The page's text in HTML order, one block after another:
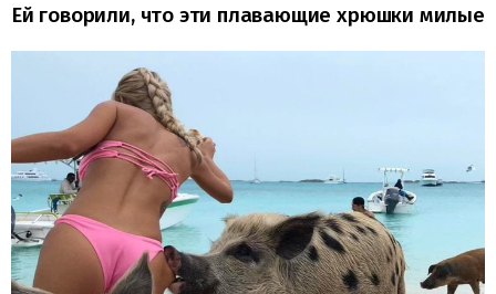
Ей говорили, что эти плавающие хрюшки милые